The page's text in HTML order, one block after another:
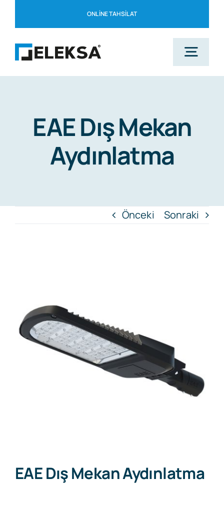
content
ONLINE TAHSILAT
Kurumsal
Çözüm Ortaklarımız
Blog
Teklif İsteyin
EAE Dış Mekan
Aydınlatma
Önceki Sonraki
EAE Dış Mekan Aydınlatma